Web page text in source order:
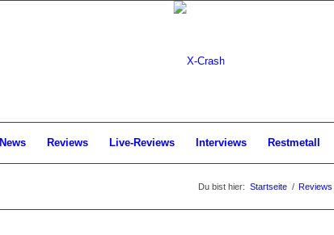
News Reviews Live-Reviews Interviews Restmetall
Du bist hier: Startseite / Reviews